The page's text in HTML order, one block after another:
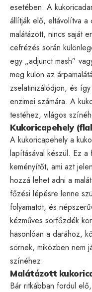
esetében. A
állítják elő, eltávolítva a
malátázott, nincs saját
cefrézés során
egy „adjunct mash”
meg külön az
zselatinizálódjon, és
enzimei számára. A
testéhez, világos
Kukoricapehely
A kukoricapehely a
lapításával készül. Ez
keményítőt, ami azt
hozzá lehet adni a
főzési lépésre lenne
folyamatot, és
kézműves sörfőzdék
hasonlóan a darához,
sörnek, miközben nem
színéhez.
Malátázott
Bár ritkábban fordul